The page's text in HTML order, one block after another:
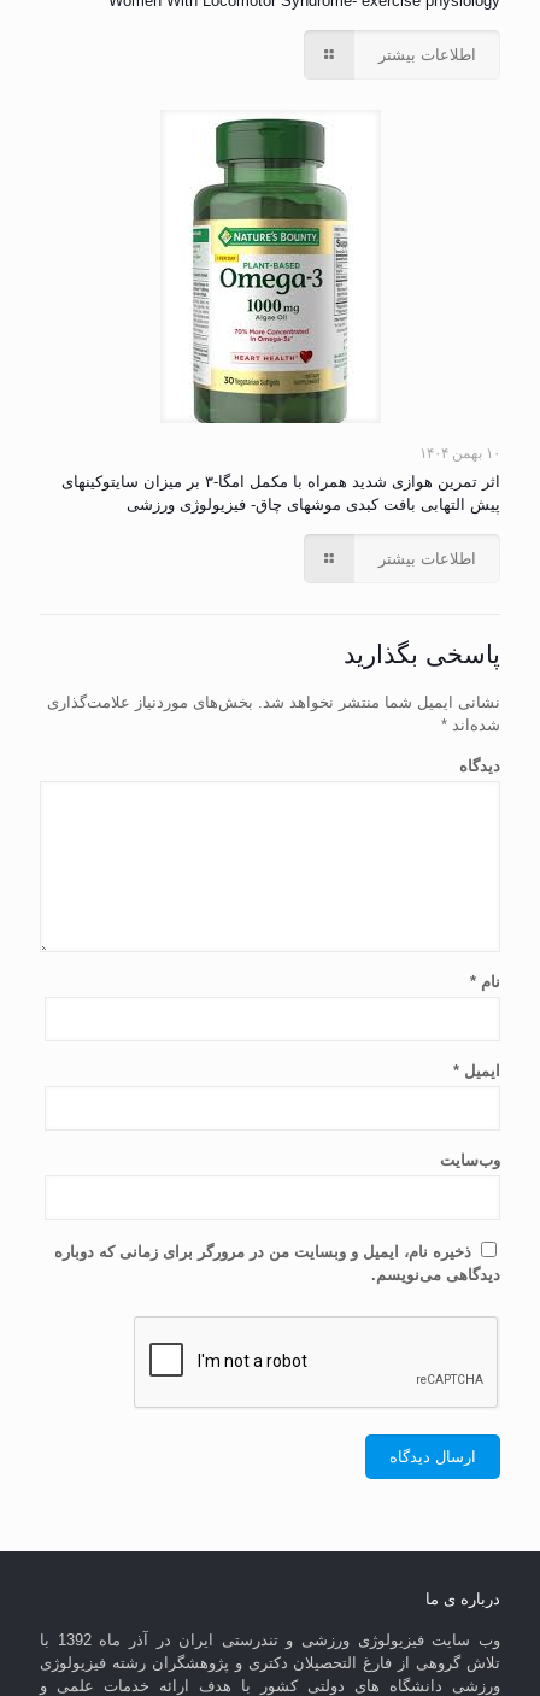
اطلاعات بیشتر
۱۰ بهمن ۱۴۰۴
اثر تمرین هوازی شدید همراه با مکمل امگا-۳ بر میزان سایتوکینهای
پیش التهابی بافت کبدی موشهای چاق- فیزیولوژی ورزشی
اطلاعات بیشتر
پاسخی بگذارید
نشانی ایمیل شما منتشر نخواهد شد. بخش‌های موردنیاز علامت‌گذاری
شده‌اند *
دیدگاه
نام *
ایمیل *
وب‌سایت
ذخیره نام، ایمیل و وبسایت من در مرورگر برای زمانی که دوباره
دیدگاهی می‌نویسم.
درباره ی ما
وب سایت فیزیولوژی ورزشی و تندرستی ایران در آذر ماه 1392 با
تلاش گروهی از فارغ التحصیلان دکتری و پژوهشگران رشته فیزیولوژی
ورزشی دانشگاه های دولتی کشور با هدف ارائه خدمات علمی و